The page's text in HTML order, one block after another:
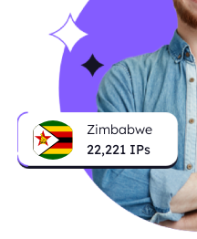
Zimbabwe
22,221 IPs